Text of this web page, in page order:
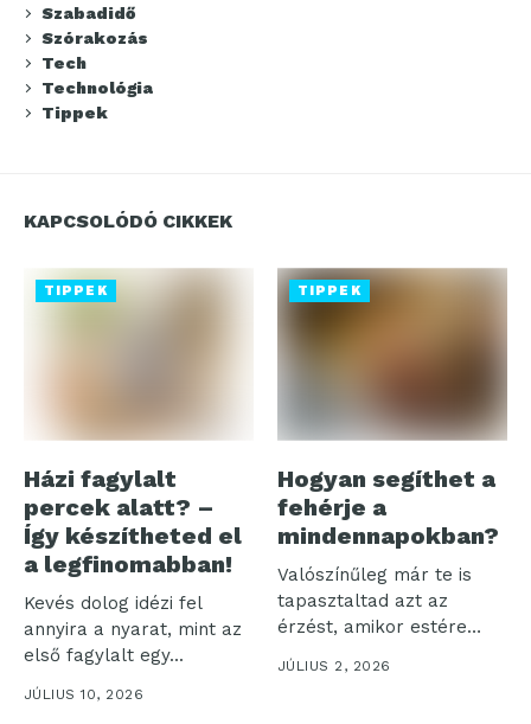
Szabadidő
Szórakozás
Tech
Technológia
Tippek
KAPCSOLÓDÓ CIKKEK
TIPPEK
Házi fagylalt
percek alatt? –
Így készítheted el
a legfinomabban!
Kevés dolog idézi fel
annyira a nyarat, mint az
első fagylalt egy...
JÚLIUS 10, 2026
TIPPEK
Hogyan segíthet a
fehérje a
mindennapokban?
Valószínűleg már te is
tapasztaltad azt az
érzést, amikor estére
minden energiád...
JÚLIUS 2, 2026